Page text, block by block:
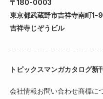
〒180-0003
東京都武蔵野市吉祥寺南町1-
吉祥寺じぞうビル
トピックスマンガカタログ新
会社情報お問い合わせ商標に